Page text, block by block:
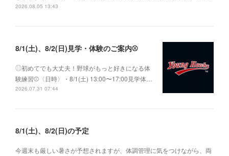
2026.08.05 13:43
8/1(土)、8/2(日)見学・体験のご案内⚾️
⚾︎初めてでも大丈夫！野球がもっと好きになる体
験練習⚾〈日時〉・8/1(土) 13:00〜17:00見学体…
2026.07.31 07:44
8/1(土)、8/2(日)の予定
今週末も厳しい暑さが予想されますが、体調管理に気をつけながら、両